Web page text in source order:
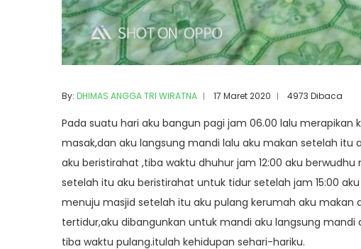
By: DHIMAS ANGGA TRI WIRATNA 17 Maret 2020 4973 Dibaca
Pada suatu hari aku bangun pagi jam 06.00 lalu
masak,dan aku langsung mandi lalu aku makan setelah
aku beristirahat ,tiba waktu dhuhur jam 12:00 aku
setelah itu aku beristirahat untuk tidur setelah jam 15:00
menuju masjid setelah itu aku pulang kerumah aku
tertidur,aku dibangunkan untuk mandi aku langsung mandi
tiba waktu pulang.itulah kehidupan sehari-hariku.